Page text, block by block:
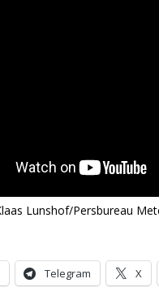
Lunshof/Persbureau
Telegram X